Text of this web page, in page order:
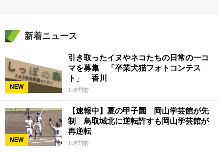
新着ニュース
NEW
引き取ったイヌやネコたちの日常の一コ
マを募集 「卒業犬猫フォトコンテス
ト」 香川
1時間前
NEW
【速報中】夏の甲子園 岡山学芸館が先
制 鳥取城北に逆転許すも岡山学芸館が
再逆転
1時間前